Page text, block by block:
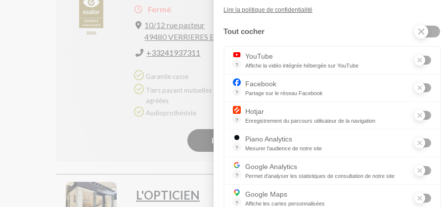
Fermé
10/12 rue pasteur
49480 VERRIERES EN ANJOU
+33241937311
Garantie casse
agréées
Audioprothésiste
Prenez un rendez-vous
L'OPTICIEN
Lire la politique de confidentialité
Tout cocher
?
YouTube
Affiche la vidéo intégrée hébergée sur YouTube
?
Facebook
Partage sur le réseau Facebook
?
Hotjar
Enregistrement du parcours utilisateur de la navigation
?
Piano Analytics
Mesurer l'audience de notre site
?
Google Analytics
Permet d'analyser les statistiques de consultation de notre site
?
Google Maps
Affiche les cartes personnalisées